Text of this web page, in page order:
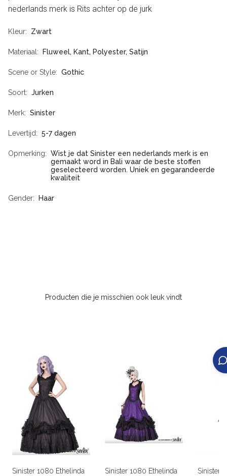
nederlands merk is Rits achter op de jurk
Kleur Zwart
Materiaal Fluweel, Kant, Polyester, Satijn
Scene or Style Gothic
Soort Jurken
Merk Sinister
Levertijd 5-7 dagen
Opmerking
Wist je dat Sinister een nederlands merk is en
gemaakt word in Bali waar de beste stoffen
geselecteerd worden. Uniek en gegarandeerde
kwaliteit
Gender Haar
Producten die je misschien ook leuk vindt
Sinister 1080 Ethelinda
Sinister 1080 Ethelinda
Sinister